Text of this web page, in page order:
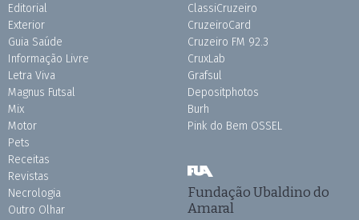
Editorial
Exterior
Guia Saúde
Informação Livre
Letra Viva
Magnus Futsal
Mix
Motor
Pets
Receitas
Revistas
Necrologia
Outro Olhar
ClassiCruzeiro
CruzeiroCard
Cruzeiro FM 92.3
CruxLab
Grafsul
Depositphotos
Burh
Pink do Bem OSSEL
Fundação Ubaldino do
Amaral